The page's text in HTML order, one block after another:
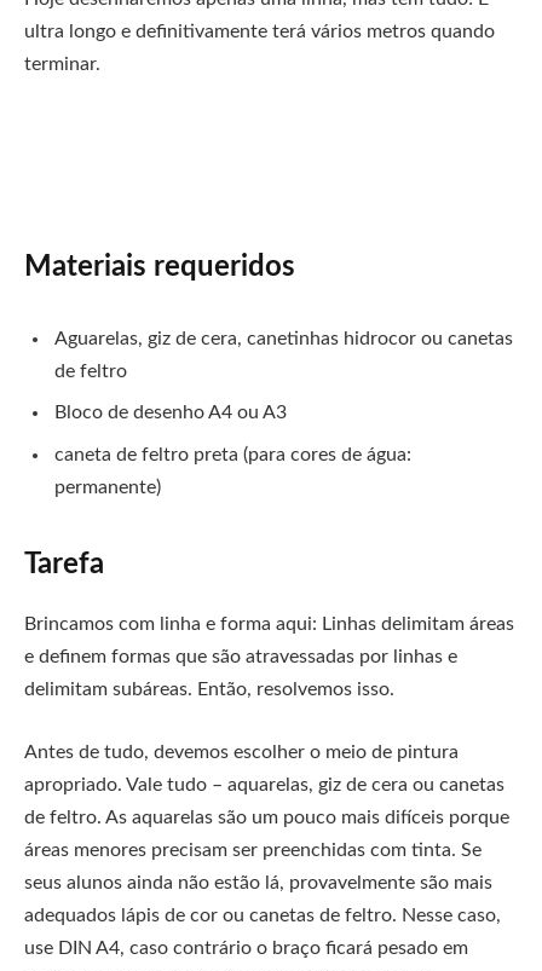
ultra longo e definitivamente terá vários metros quando
terminar.
Materiais requeridos
Aguarelas, giz de cera, canetinhas hidrocor ou canetas
de feltro
Bloco de desenho A4 ou A3
caneta de feltro preta (para cores de água:
permanente)
Tarefa
Brincamos com linha e forma aqui: Linhas delimitam áreas
e definem formas que são atravessadas por linhas e
delimitam subáreas. Então, resolvemos isso.
Antes de tudo, devemos escolher o meio de pintura
apropriado. Vale tudo – aquarelas, giz de cera ou canetas
de feltro. As aquarelas são um pouco mais difíceis porque
áreas menores precisam ser preenchidas com tinta. Se
seus alunos ainda não estão lá, provavelmente são mais
adequados lápis de cor ou canetas de feltro. Nesse caso,
use DIN A4, caso contrário o braço ficará pesado em